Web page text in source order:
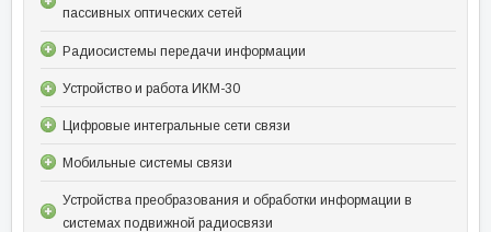
пассивных оптических сетей
Радиосистемы передачи информации
Устройство и работа ИКМ-30
Цифровые интегральные сети связи
Мобильные системы связи
Устройства преобразования и обработки информации в
системах подвижной радиосвязи